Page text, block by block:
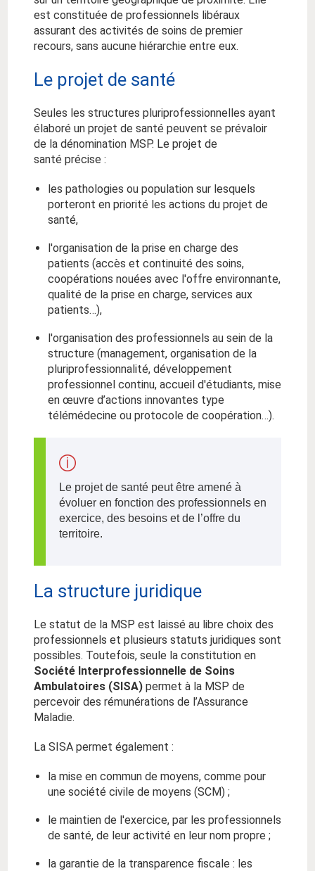
est constituée de professionnels libéraux
assurant des activités de soins de premier
recours, sans aucune hiérarchie entre eux.
Le projet de santé
Seules les structures pluriprofessionnelles ayant
élaboré un projet de santé peuvent se prévaloir
de la dénomination MSP. Le projet de
santé précise :
les pathologies ou population sur lesquels
porteront en priorité les actions du projet de
santé,
l'organisation de la prise en charge des
patients (accès et continuité des soins,
coopérations nouées avec l'offre environnante,
qualité de la prise en charge, services aux
patients…),
l'organisation des professionnels au sein de la
structure (management, organisation de la
pluriprofessionnalité, développement
professionnel continu, accueil d'étudiants, mise
en œuvre d’actions innovantes type
télémédecine ou protocole de coopération…).
Le projet de santé peut être amené à
évoluer en fonction des professionnels en
exercice, des besoins et de l’offre du
territoire.
La structure juridique
Le statut de la MSP est laissé au libre choix des
professionnels et plusieurs statuts juridiques sont
possibles. Toutefois, seule la constitution en
Société Interprofessionnelle de Soins
Ambulatoires (SISA) permet à la MSP de
percevoir des rémunérations de l’Assurance
Maladie.
La SISA permet également :
la mise en commun de moyens, comme pour
une société civile de moyens (SCM) ;
le maintien de l'exercice, par les professionnels
de santé, de leur activité en leur nom propre ;
la garantie de la transparence fiscale : les